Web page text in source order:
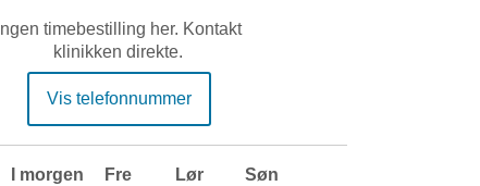
Ingen timebestilling her. Kontakt
klinikken direkte.
Vis telefonnummer
I morgen
Fre
Lør
Søn